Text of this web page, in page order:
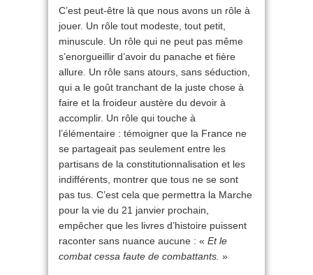
C’est peut-être là que nous avons un rôle à
jouer. Un rôle tout modeste, tout petit,
minuscule. Un rôle qui ne peut pas même
s’enorgueillir d’avoir du panache et fière
allure. Un rôle sans atours, sans séduction,
qui a le goût tranchant de la juste chose à
faire et la froideur austère du devoir à
accomplir. Un rôle qui touche à
l’élémentaire : témoigner que la France ne
se partageait pas seulement entre les
partisans de la constitutionnalisation et les
indifférents, montrer que tous ne se sont
pas tus. C’est cela que permettra la Marche
pour la vie du 21 janvier prochain,
empêcher que les livres d’histoire puissent
raconter sans nuance aucune : « Et le
combat cessa faute de combattants. »